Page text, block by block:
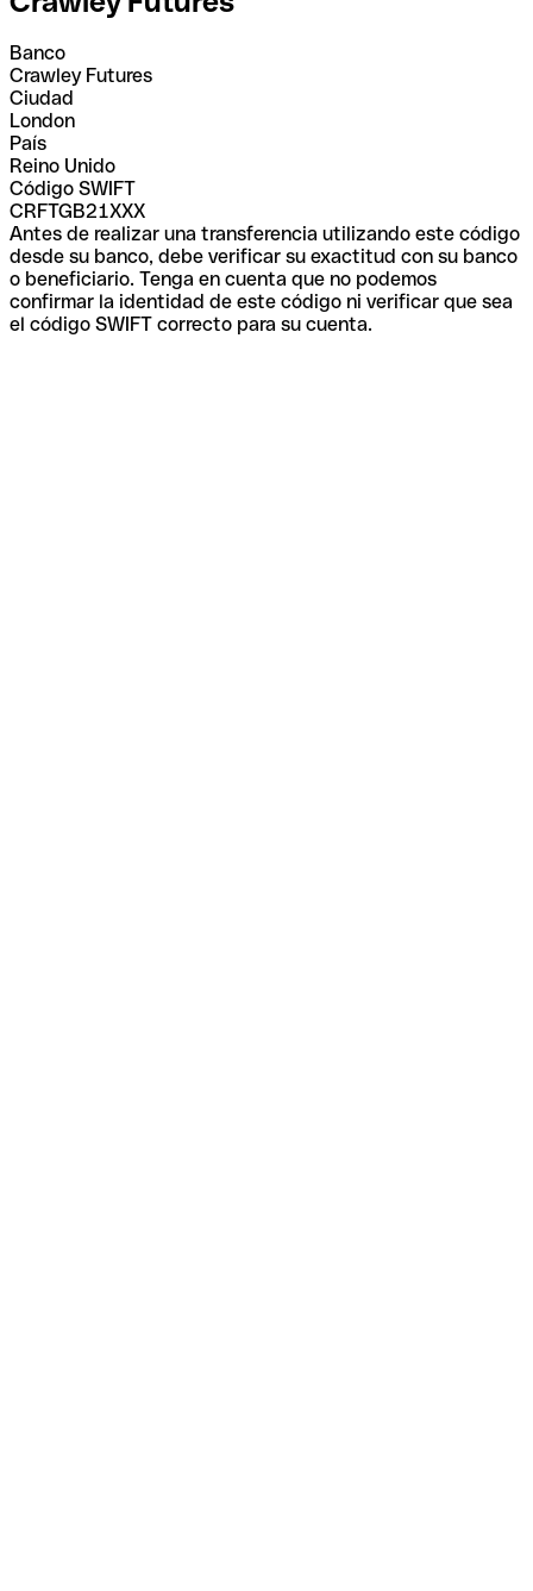
Banco
Crawley Futures
Ciudad
London
País
Reino Unido
Código SWIFT
CRFTGB21XXX
Antes de realizar una transferencia utilizando este código
desde su banco, debe verificar su exactitud con su banco
o beneficiario. Tenga en cuenta que no podemos
confirmar la identidad de este código ni verificar que sea
el código SWIFT correcto para su cuenta.